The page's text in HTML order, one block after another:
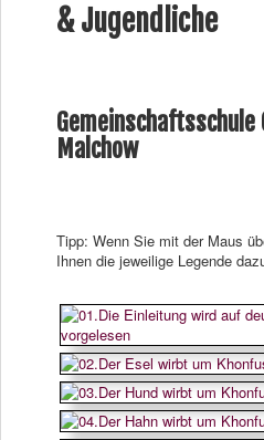
Kontakt
& Jugendliche
Gemeinschaftsschule
Malchow
Tipp: Wenn Sie mit der Maus
Ihnen die jeweilige Legende